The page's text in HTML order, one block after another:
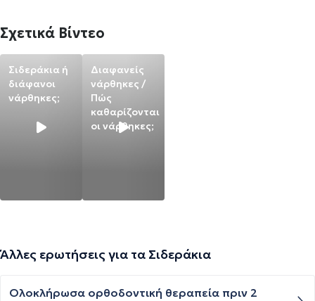
Σχετικά Βίντεο
Σιδεράκια ή
διάφανοι
νάρθηκες;
Διαφανείς
νάρθηκες /
Πώς
καθαρίζονται
οι νάρθηκες;
Άλλες ερωτήσεις για τα Σιδεράκια
Ολοκλήρωσα ορθοδοντική θεραπεία πριν 2